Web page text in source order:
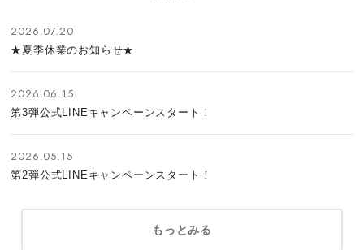
2026.07.20
★夏季休業のお知らせ★
2026.06.15
第3弾公式LINEキャンペーンスタート！
2026.05.15
第2弾公式LINEキャンペーンスタート！
もっとみる